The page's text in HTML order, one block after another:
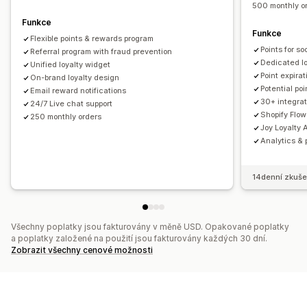
Vlastní odměny
Správa slev
Import a export
Vlastní kód Kampaně
Spouštěče a pravidla
Sčítání slev
Segmentace Označování štítky
Vykazování
Analytika Rozhraní API a webhooky
Funkce
Flexible points & rewards program
Referral program with fraud prevention
Unified loyalty widget
On-brand loyalty design
Email reward notifications
24/7 Live chat support
250 monthly orders
500 monthly
Funkce
Points for
Dedicated
Point
Potential
30+
Shopify
Joy Loyalty
Analytics &
14denní
Všechny poplatky jsou fakturovány v měně USD. Opakované poplatky
a poplatky založené na použití jsou fakturovány každých 30 dní.
Zobrazit všechny cenové možnosti